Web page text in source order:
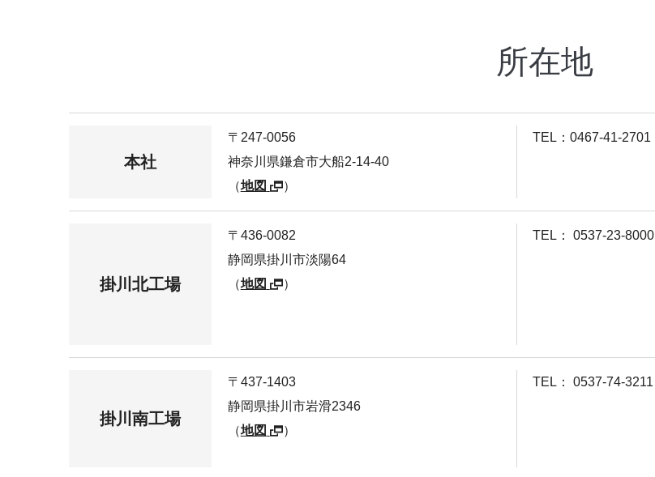
所在地
本社
〒247-0056
神奈川県鎌倉市大船2-14-40
（地図 ）
TEL：0467-41-2701
掛川北工場
〒436-0082
静岡県掛川市淡陽64
（地図 ）
TEL： 0537-23-8000
掛川南工場
〒437-1403
静岡県掛川市岩滑2346
（地図 ）
TEL： 0537-74-3211